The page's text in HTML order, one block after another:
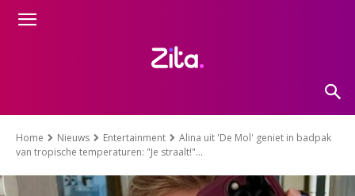
Home Nieuws Entertainment
Alina uit 'De Mol' geniet in badpak
van tropische temperaturen: "Je straalt!"...